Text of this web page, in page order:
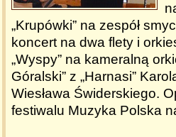
„Krupówki” na zespół
koncert na dwa flety i
„Wyspy” na kameralną
Góralski” z „Harnasi”
Wiesława Świderskiego.
festiwalu Muzyka Polska